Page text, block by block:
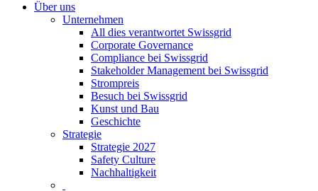
Über uns
Unternehmen
All dies verantwortet Swissgrid
Corporate Governance
Compliance bei Swissgrid
Stakeholder Management bei Swissgrid
Strompreis
Besuch bei Swissgrid
Kunst und Bau
Geschichte
Strategie
Strategie 2027
Safety Culture
Nachhaltigkeit